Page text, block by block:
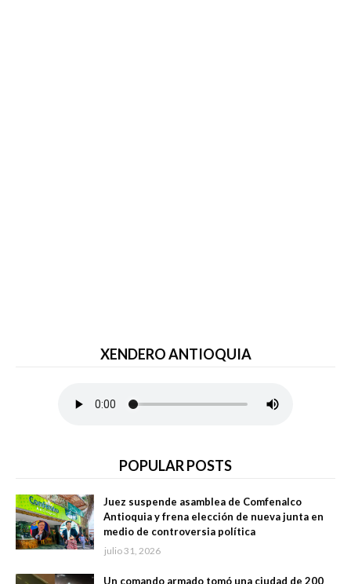
XENDERO ANTIOQUIA
POPULAR POSTS
Juez suspende asamblea de Comfenalco
Antioquia y frena elección de nueva junta en
medio de controversia política
julio 31, 2026
Un comando armado tomó una ciudad de 200